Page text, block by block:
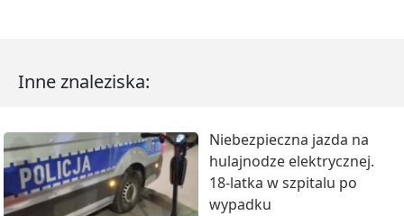
Inne znaleziska:
Niebezpieczna jazda na
hulajnodze elektrycznej.
18-latka w szpitalu po
wypadku